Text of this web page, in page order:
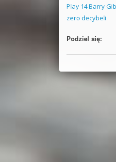
Play 14 Barry
zero decybeli
Podziel się: